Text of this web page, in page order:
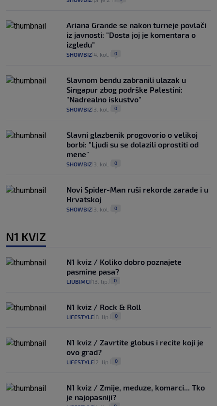
Ariana Grande se nakon turneje povlači
iz javnosti: "Dosta joj je komentara o
izgledu"
SHOWBIZ 4. kol. 0
Slavnom bendu zabranili ulazak u
Singapur zbog podrške Palestini:
"Nadrealno iskustvo"
SHOWBIZ 3. kol. 0
Slavni glazbenik progovorio o velikoj
borbi: "Ljudi su se dolazili oprostiti od
mene"
SHOWBIZ 3. kol. 0
Novi Spider-Man ruši rekorde zarade i u
Hrvatskoj
SHOWBIZ 3. kol. 0
N1 KVIZ
N1 kviz / Koliko dobro poznajete
pasmine pasa?
LJUBIMCI 13. lip. 0
N1 kviz / Rock & Roll
LIFESTYLE 8. lip. 0
N1 kviz / Zavrtite globus i recite koji je
ovo grad?
LIFESTYLE 2. lip. 0
N1 kviz / Zmije, meduze, komarci... Tko
je najopasniji?